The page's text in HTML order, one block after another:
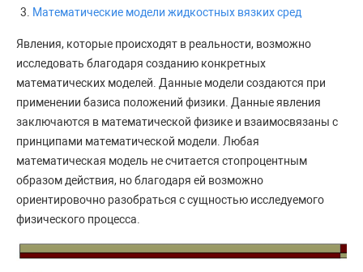
Математические модели жидкостных вязких сред
Явления, которые происходят в реальности, возможно
исследовать благодаря созданию конкретных
математических моделей. Данные модели создаются при
применении базиса положений физики. Данные явления
заключаются в математической физике и взаимосвязаны с
принципами математической модели. Любая
математическая модель не считается стопроцентным
образом действия, но благодаря ей возможно
ориентировочно разобраться с сущностью исследуемого
физического процесса.